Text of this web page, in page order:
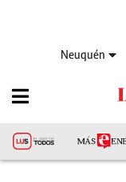
Neuquén